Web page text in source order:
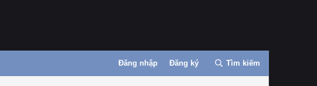
Đăng nhập Đăng ký Tìm kiếm